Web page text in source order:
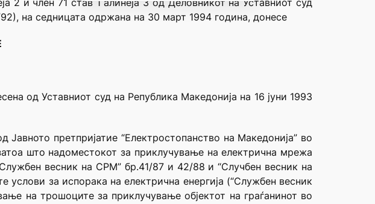
2 и член 71 став 1 алинеја 3 од Деловникот на Уставниот суд
на седницата одржана на 30 март 1994 година, донесе
од Уставниот суд на Република Македонија на 16 јуни 1993
претпријатие “Електростопанство на Македонија” во
што надоместокот за приклучување на електрична мрежа
весник на СРМ” бр.41/87 и 42/88 и “Случбен весник на
за испорака на електрична енергија (“Службен весник
на трошоците за приклучување објектот на граѓанинот во